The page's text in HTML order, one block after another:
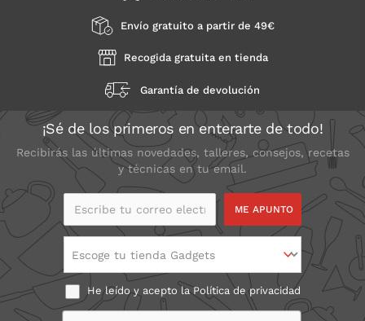
Envío gratuito a partir de 49€
Recogida gratuita en tienda
Garantía de devolución
¡Sé de los primeros en enterarte de todo!
Recibirás las últimas novedades, talleres, consejos, recetas
y técnicas en tu email.
Escribe tu correo
Escoge tu tienda Gadgets
He leído y acepto laPolítica de privacidad